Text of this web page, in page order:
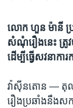
ស្វែង​
ភាសា
លោក ហួន ម៉ានី​ ប្រ
សំណុំ​រឿង​នេះ ត្រូវ​
ដើម្បី​ធ្វើ​សវនាក
វ៉ាស៊ីនតោន — តុ
រឿង​ប្រឆាំង​នឹង​ស